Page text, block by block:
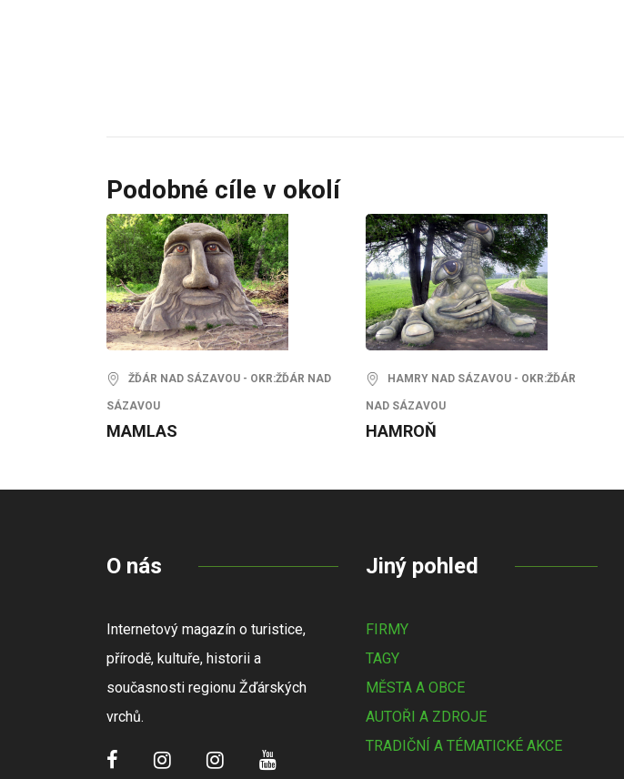
Podobné cíle v okolí
ŽĎÁR NAD SÁZAVOU - OKR:ŽĎÁR NAD
SÁZAVOU
MAMLAS
HAMRY NAD SÁZAVOU - OKR:ŽĎÁR
NAD SÁZAVOU
HAMROŇ
O nás
Internetový magazín o turistice,
přírodě, kultuře, historii a
současnosti regionu Žďárských
vrchů.
Jiný pohled
FIRMY
TAGY
MĚSTA A OBCE
AUTOŘI A ZDROJE
TRADIČNÍ A TÉMATICKÉ AKCE